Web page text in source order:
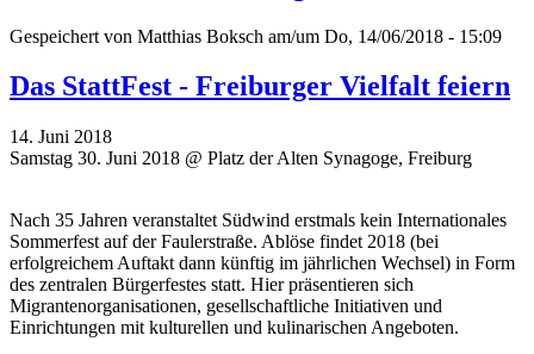
Gespeichert von Matthias Boksch am/um Do, 14/06/2018 - 15:09
Das StattFest - Freiburger Vielfalt feiern
14. Juni 2018
Samstag 30. Juni 2018 @ Platz der Alten Synagoge, Freiburg
Nach 35 Jahren veranstaltet Südwind erstmals kein Internationales
Sommerfest auf der Faulerstraße. Ablöse findet 2018 (bei
erfolgreichem Auftakt dann künftig im jährlichen Wechsel) in Form
des zentralen Bürgerfestes statt. Hier präsentieren sich
Migrantenorganisationen, gesellschaftliche Initiativen und
Einrichtungen mit kulturellen und kulinarischen Angeboten.